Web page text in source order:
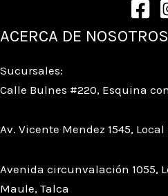
ACERCA DE NOSOTROS
Sucursales:
Calle Bulnes #220, Esquina
Av. Vicente Mendez 1545,
Avenida circunvalación 1055,
Maule, Talca